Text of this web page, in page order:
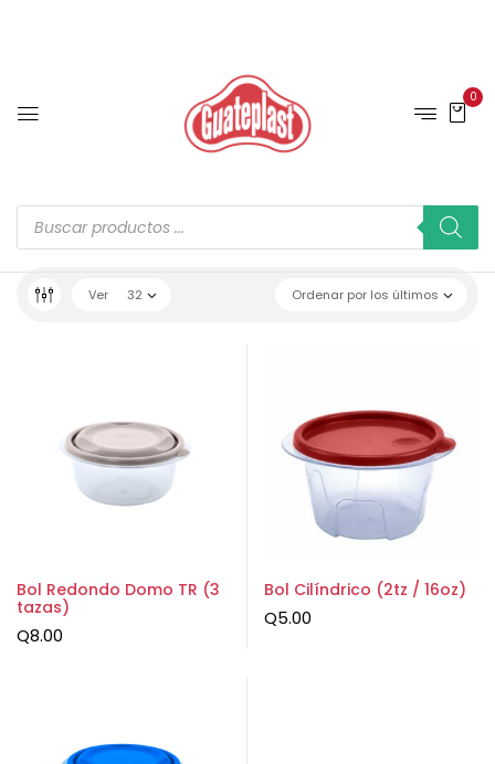
0
Ordenar por los últimos
Ver 32
Bol Redondo Domo TR (3
tazas)
Q8.00
Bol Cilíndrico (2tz / 16oz)
Q5.00